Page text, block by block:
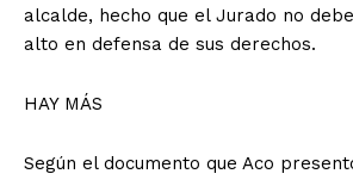
alcalde, hecho que el Jurado no
alto en defensa de sus derechos.
HAY MÁS
Según el documento que Aco